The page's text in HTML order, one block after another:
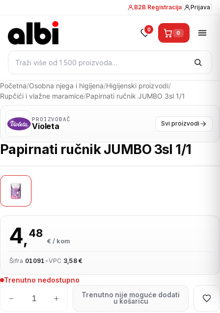
B2B Registracija Prijava
Pretraži:
0 0
Početna/Osobna njega i higijena/Higijenski proizvodi/
Rupčići i vlažne maramice/Papirnati ručnik JUMBO 3sl 1/1
PROIZVOĐAČ
Violeta Svi proizvodi
Papirnati ručnik JUMBO 3sl 1/1
4,48
€ / kom
Šifra 01091 •VPC 3,58 €
Trenutno nedostupno
− +
Trenutno nije moguće dodati
u košaricu